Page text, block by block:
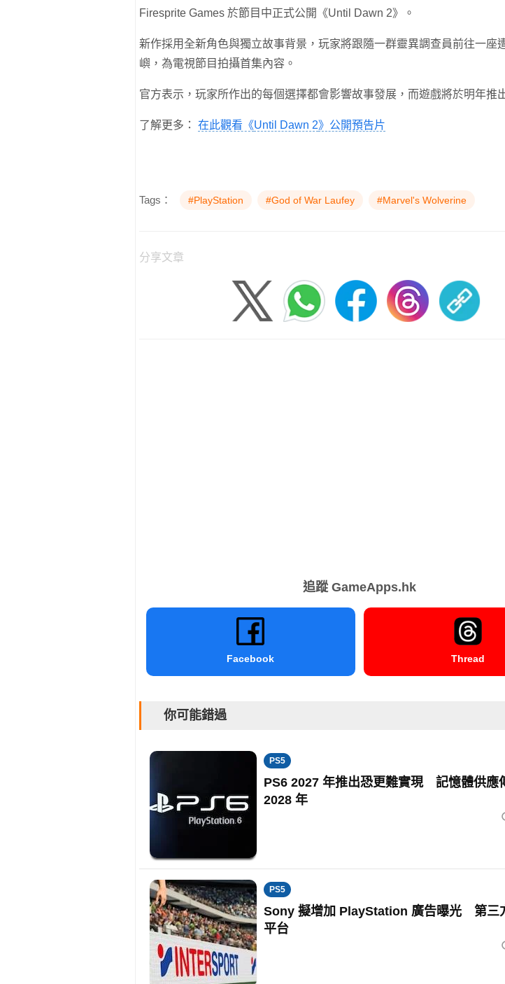
Firesprite Games 於節目中正式公開《Until Dawn 2》。
新作採用全新角色與獨立故事背景，玩家將跟隨一群靈異調查員前往一座
嶼，為電視節目拍攝首集內容。
官方表示，玩家所作出的每個選擇都會影響故事發展，而遊戲將於明年推
了解更多： 在此觀看《Until Dawn 2》公開預告片
Tags： #PlayStation #God of War Laufey #Marvel's Wolverine
分享文章
追蹤 GameApps.hk
Facebook Thread
你可能錯過
PS5
PS6 2027 年推出恐更難實現 記憶體供應
2028 年
PS5
Sony 擬增加 PlayStation 廣告曝光 第三
平台